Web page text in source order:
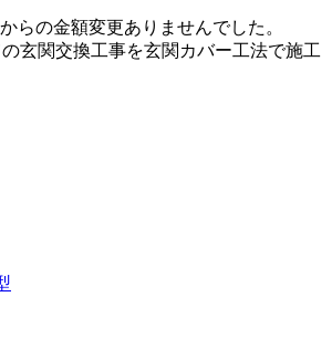
らの金額変更ありませんでした。
玄関交換工事を玄関カバー工法で施工